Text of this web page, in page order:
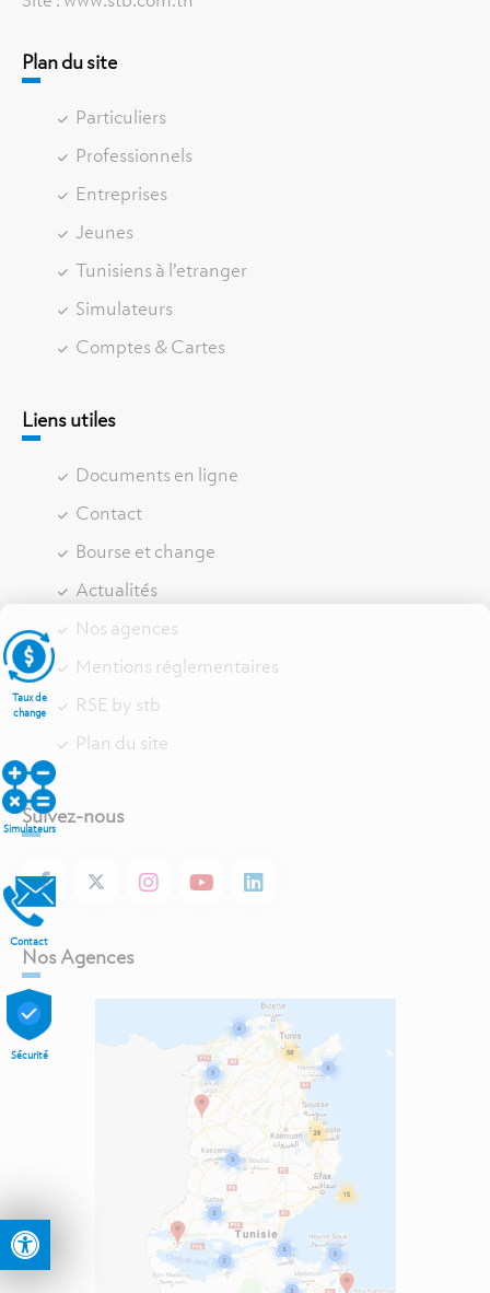
Ouvrir la barre d’outils
Plan du site
Particuliers
Professionnels
Entreprises
Jeunes
Tunisiens à l’etranger
Simulateurs
Comptes & Cartes
Liens utiles
Documents en ligne
Contact
Bourse et change
Actualités
Nos agences
Mentions réglementaires
RSE by stb
Plan du site
Suivez-nous
Nos Agences
Taux de
change
Simulateurs
Contact
Sécurité